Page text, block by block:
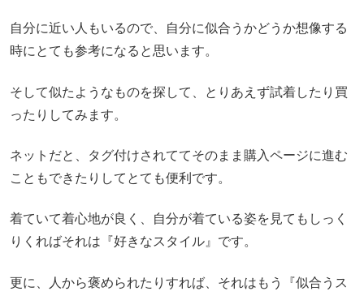
自分に近い人もいるので、自分に似合うかどうか想像する
時にとても参考になると思います。
そして似たようなものを探して、とりあえず試着したり買
ったりしてみます。
ネットだと、タグ付けされててそのまま購入ページに進む
こともできたりしてとても便利です。
着ていて着心地が良く、自分が着ている姿を見てもしっく
りくればそれは『好きなスタイル』です。
更に、人から褒められたりすれば、それはもう『似合うス